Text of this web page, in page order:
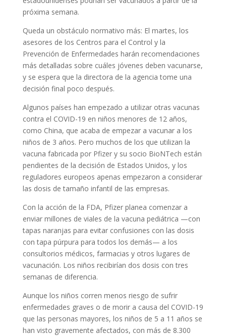
próxima semana.
Queda un obstáculo normativo más: El martes, los
asesores de los Centros para el Control y la
Prevención de Enfermedades harán recomendaciones
más detalladas sobre cuáles jóvenes deben vacunarse,
y se espera que la directora de la agencia tome una
decisión final poco después.
Algunos países han empezado a utilizar otras vacunas
contra el COVID-19 en niños menores de 12 años,
como China, que acaba de empezar a vacunar a los
niños de 3 años. Pero muchos de los que utilizan la
vacuna fabricada por Pfizer y su socio BioNTech están
pendientes de la decisión de Estados Unidos, y los
reguladores europeos apenas empezaron a considerar
las dosis de tamaño infantil de las empresas.
Con la acción de la FDA, Pfizer planea comenzar a
enviar millones de viales de la vacuna pediátrica —con
tapas naranjas para evitar confusiones con las dosis
con tapa púrpura para todos los demás— a los
consultorios médicos, farmacias y otros lugares de
vacunación. Los niños recibirían dos dosis con tres
semanas de diferencia.
Aunque los niños corren menos riesgo de sufrir
enfermedades graves o de morir a causa del COVID-19
que las personas mayores, los niños de 5 a 11 años se
han visto gravemente afectados, con más de 8.300